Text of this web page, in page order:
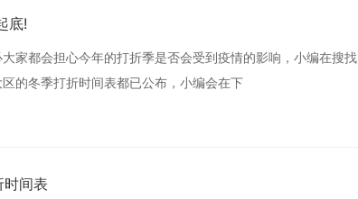
底!
家都会担心今年的打折季是否会受到疫情的影响，小编在搜找
的冬季打折时间表都已公布，小编会在下
间表